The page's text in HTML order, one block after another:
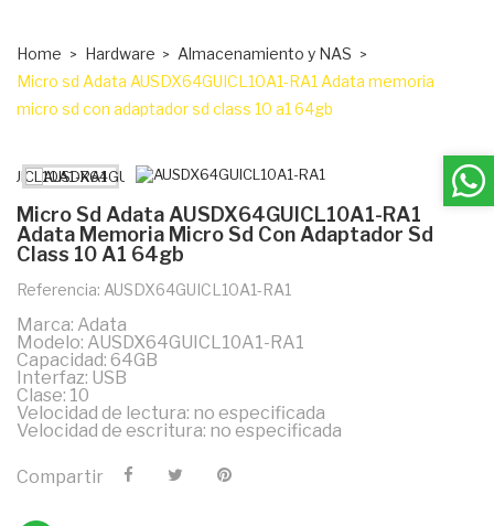
Home Hardware
Almacenamiento y NAS
Micro sd Adata AUSDX64GUICL10A1-RA1 Adata memoria
micro sd con adaptador sd class 10 a1 64gb
Micro Sd Adata AUSDX64GUICL10A1-RA1
Adata Memoria Micro Sd Con Adaptador Sd
Class 10 A1 64gb
Referencia: AUSDX64GUICL10A1-RA1
Marca: Adata
Modelo: AUSDX64GUICL10A1-RA1
Capacidad: 64GB
Interfaz: USB
Clase: 10
Velocidad de lectura: no especificada
Velocidad de escritura: no especificada
Compartir